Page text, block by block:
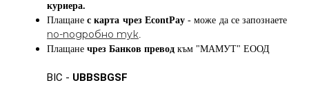
куриера.
Плащанес карта чрез EcontPay- може да се запознаете
по-подробно тук.
Плащане чрез Банков превод към "МАМУТ" ЕООД
BIC - UBBSBGSF